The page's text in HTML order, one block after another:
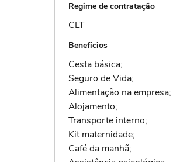
Regime de contratação
CLT
Benefícios
Cesta básica;
Seguro de Vida;
Alimentação na empresa;
Alojamento;
Transporte interno;
Kit maternidade;
Café da manhã;